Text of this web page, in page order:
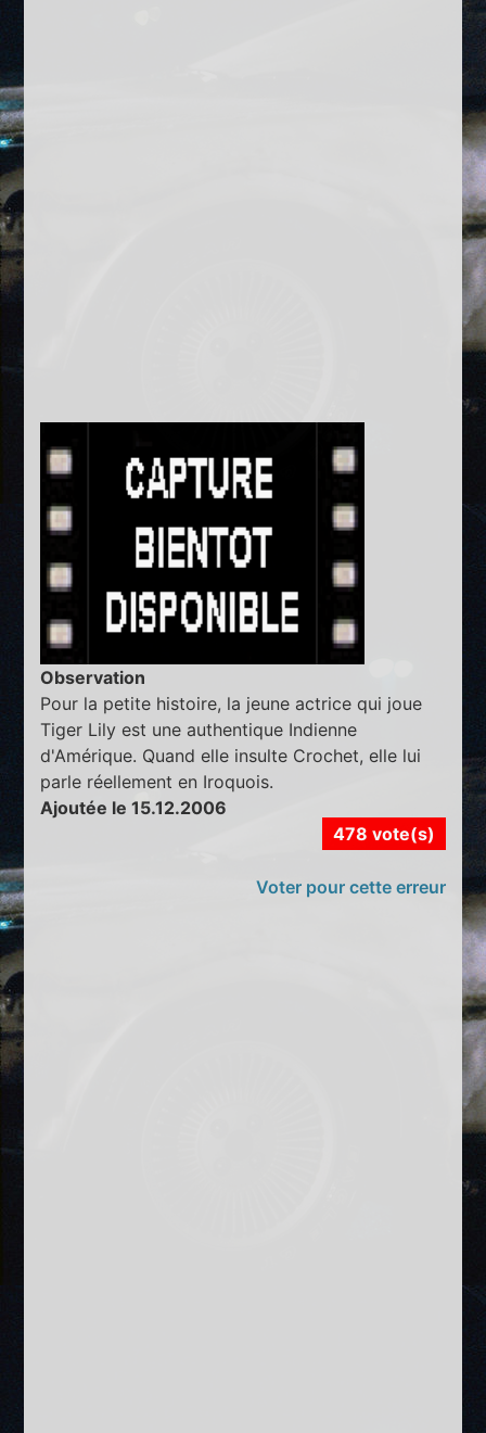
Observation
Pour la petite histoire, la jeune actrice qui joue
Tiger Lily est une authentique Indienne
d'Amérique. Quand elle insulte Crochet, elle lui
parle réellement en Iroquois.
Ajoutée le 15.12.2006
478 vote(s)
Voter pour cette erreur